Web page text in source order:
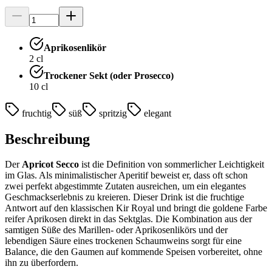
Aprikosenlikör
2 cl
Trockener Sekt (oder Prosecco)
10 cl
fruchtig süß spritzig elegant
Beschreibung
DerApricot Secco ist die Definition von sommerlicher Leichtigkeit
im Glas. Als minimalistischer Aperitif beweist er, dass oft schon
zwei perfekt abgestimmte Zutaten ausreichen, um ein elegantes
Geschmackserlebnis zu kreieren. Dieser Drink ist die fruchtige
Antwort auf den klassischen Kir Royal und bringt die goldene Farbe
reifer Aprikosen direkt in das Sektglas. Die Kombination aus der
samtigen Süße des Marillen- oder Aprikosenlikörs und der
lebendigen Säure eines trockenen Schaumweins sorgt für eine
Balance, die den Gaumen auf kommende Speisen vorbereitet, ohne
ihn zu überfordern.